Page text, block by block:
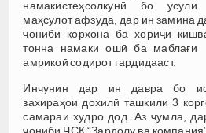
намакистеҳсолкунӣ бо усули
маҳсулот афзуда, дар ин замина
ҷониби корхона ба хориҷи
тонна намаки ошӣ ба маблағи
амрикоӣ содирот гардидааст.
Инчунин дар ин давра бо
захираҳои дохилӣ ташкили 3
самараи худро дод. Аз ҷумла,
ҷониби ҶСК “Зардолу ва